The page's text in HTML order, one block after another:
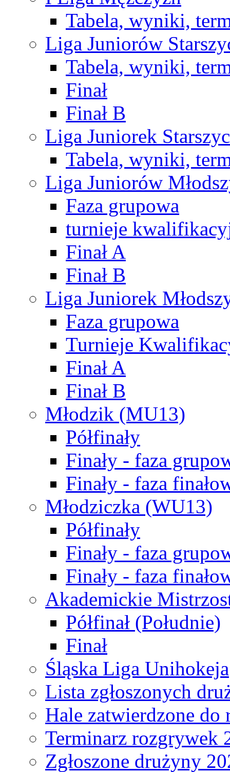
Tabela, wyniki,
Liga Juniorów
Tabela, wyniki,
Finał
Finał B
Liga Juniorek
Tabela, wyniki,
Liga Juniorów
Faza grupowa
turnieje
Finał A
Finał B
Liga Juniorek
Faza grupowa
Turnieje
Finał A
Finał B
Młodzik (MU13)
Półfinały
Finały - faza
Finały - faza
Młodziczka (WU13)
Półfinały
Finały - faza
Finały - faza
Akademickie
Półfinał (Południe)
Finał
Śląska Liga Unihokeja
Lista zgłoszonych
Hale zatwierdzone do
Terminarz rozgrywek
Zgłoszone drużyny